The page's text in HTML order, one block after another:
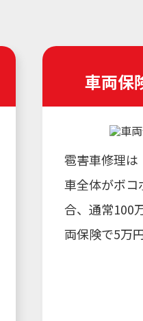
車両保
雹害車修理は
車全体がボコ
合、通常100
両保険で5万